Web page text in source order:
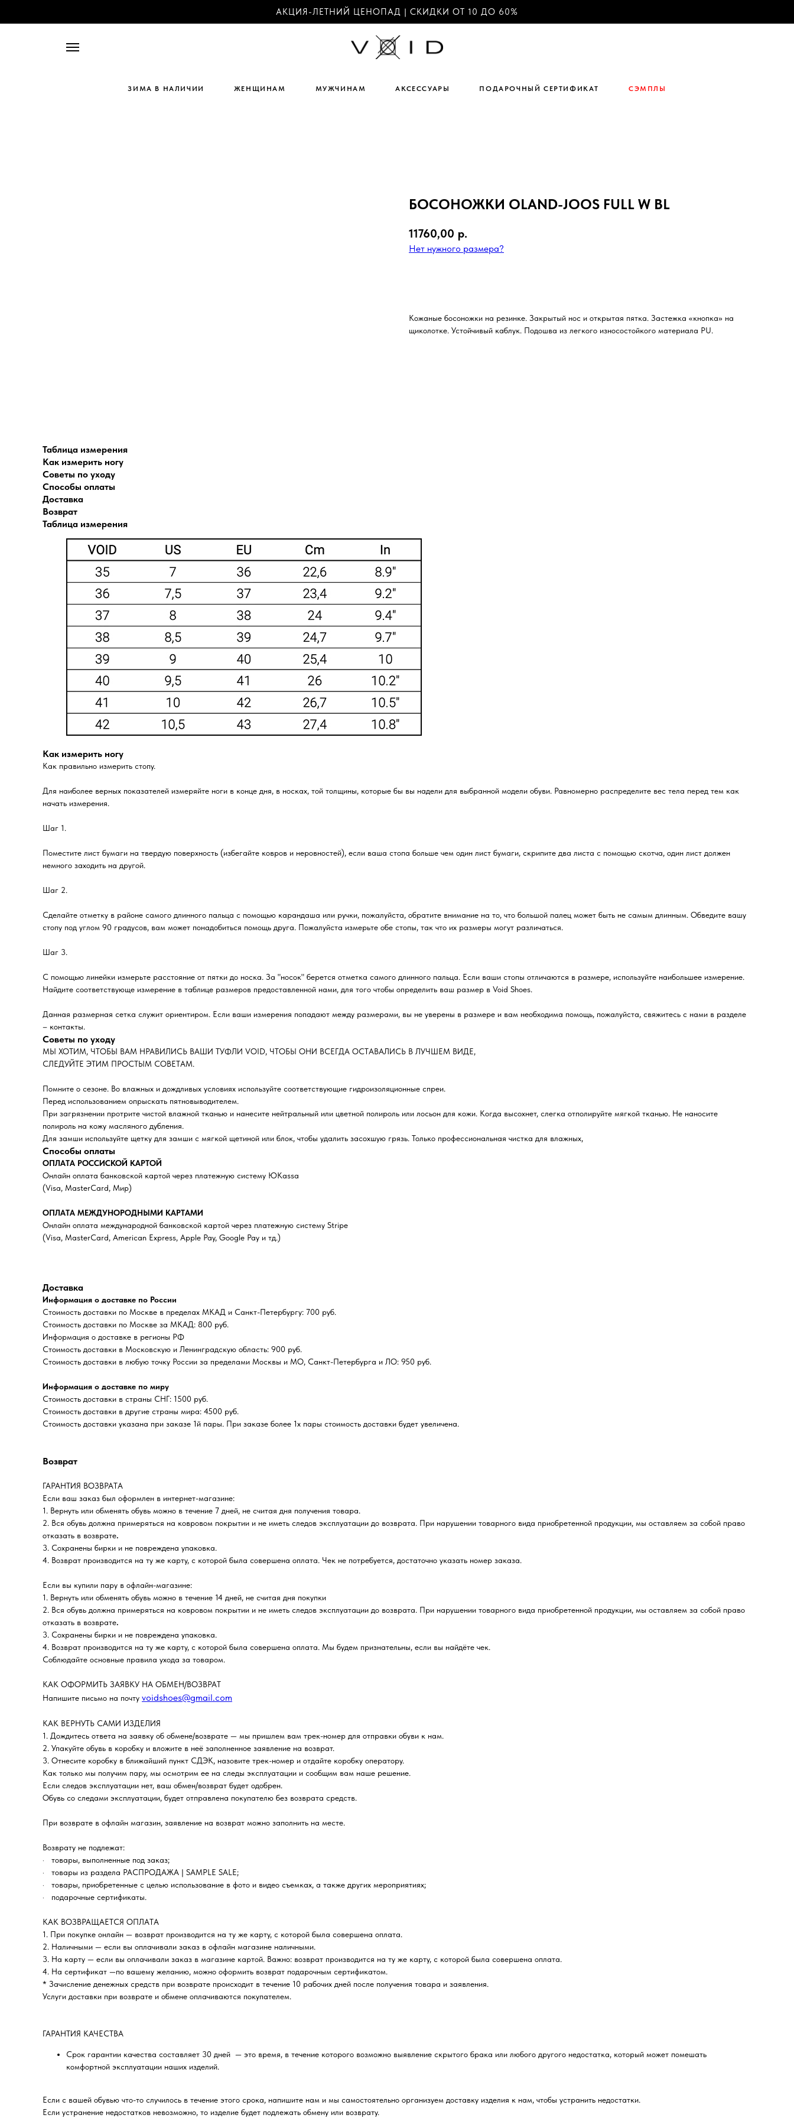
АКЦИЯ-ЛЕТНИЙ ЦЕНОПАД | СКИДКИ ОТ 10 ДО 60%
ЗИМА В НАЛИЧИИ ЖЕНЩИНАМ МУЖЧИНАМ АКСЕССУАРЫ ПОДАРОЧНЫЙ СЕРТИФИКАТ СЭМПЛЫ
БОСОНОЖКИ OLAND-JOOS FULL W BL
11760,00 р.
Нет нужного размера?
Кожаные босоножки на резинке. Закрытый нос и открытая пятка. Застежка «кнопка» на
щиколотке. Устойчивый каблук. Подошва из легкого износостойкого материала PU.
Таблица измерения
Как измерить ногу
Советы по уходу
Способы оплаты
Доставка
Возврат
Таблица измерения
Как измерить ногу
Как правильно измерить стопу.
Для наиболее верных показателей измеряйте ноги в конце дня, в носках, той толщины, которые бы вы надели для выбранной модели обуви. Равномерно распределите вес тела перед тем как
начать измерения.
Шаг 1.
Поместите лист бумаги на твердую поверхность (избегайте ковров и неровностей), если ваша стопа больше чем один лист бумаги, скрипите два листа с помощью скотча, один лист должен
немного заходить на другой.
Шаг 2.
Сделайте отметку в районе самого длинного пальца с помощью карандаша или ручки, пожалуйста, обратите внимание на то, что большой палец может быть не самым длинным. Обведите вашу
стопу под углом 90 градусов, вам может понадобиться помощь друга. Пожалуйста измерьте обе стопы, так что их размеры могут различаться.
Шаг 3.
С помощью линейки измерьте расстояние от пятки до носка. За "носок" берется отметка самого длинного пальца. Если ваши стопы отличаются в размере, используйте наибольшее измерение.
Найдите соответствующе измерение в таблице размеров предоставленной нами, для того чтобы определить ваш размер в Void Shoes.
Данная размерная сетка служит ориентиром. Если ваши измерения попадают между размерами, вы не уверены в размере и вам необходима помощь, пожалуйста, свяжитесь с нами в разделе
– контакты.
Советы по уходу
МЫ ХОТИМ, ЧТОБЫ ВАМ НРАВИЛИСЬ ВАШИ ТУФЛИ VOID, ЧТОБЫ ОНИ ВСЕГДА ОСТАВАЛИСЬ В ЛУЧШЕМ ВИДЕ,
СЛЕДУЙТЕ ЭТИМ ПРОСТЫМ СОВЕТАМ.
Помните о сезоне. Во влажных и дождливых условиях используйте соответствующие гидроизоляционные спреи.
Перед использованием опрыскать пятновыводителем.
При загрязнении протрите чистой влажной тканью и нанесите нейтральный или цветной полироль или лосьон для кожи. Когда высохнет, слегка отполируйте мягкой тканью. Не наносите
полироль на кожу масляного дубления.
Для замши используйте щетку для замши с мягкой щетиной или блок, чтобы удалить засохшую грязь. Только профессиональная чистка для влажных,
Способы оплаты
ОПЛАТА РОССИСКОЙ КАРТОЙ
Онлайн оплата банковской картой через платежную систему ЮKassa
(Visa, MasterCard, Мир)
ОПЛАТА МЕЖДУНОРОДНЫМИ КАРТАМИ
Онлайн оплата международной банковской картой через платежную систему Stripe
(Visa, MasterCard, American Express, Apple Pay, Google Pay и тд.)
Доставка
Информация о доставке по России
Стоимость доставки по Москве в пределах МКАД и Санкт-Петербургу: 700 руб.
Стоимость доставки по Москве за МКАД: 800 руб.
Информация о доставке в регионы РФ
Стоимость доставки в Московскую и Ленинградскую область: 900 руб.
Стоимость доставки в любую точку России за пределами Москвы и МО, Санкт-Петербурга и ЛО: 950 руб.
Информация о доставке по миру
Стоимость доставки в страны СНГ: 1500 руб.
Стоимость доставки в другие страны мира: 4500 руб.
Стоимость доставки указана при заказе 1й пары. При заказе более 1х пары стоимость доставки будет увеличена.
Возврат
ГАРАНТИЯ ВОЗВРАТА
Если ваш заказ был оформлен в интернет-магазине:
1. Вернуть или обменять обувь можно в течение 7 дней, не считая дня получения товара.
2. Вся обувь должна примеряться на ковровом покрытии и не иметь следов эксплуатации до возврата. При нарушении товарного вида приобретенной продукции, мы оставляем за собой право
отказать в возврате.
3. Сохранены бирки и не повреждена упаковка.
4. Возврат производится на ту же карту, с которой была совершена оплата. Чек не потребуется, достаточно указать номер заказа.
Если вы купили пару в офлайн-магазине:
1. Вернуть или обменять обувь можно в течение 14 дней, не считая дня покупки
2. Вся обувь должна примеряться на ковровом покрытии и не иметь следов эксплуатации до возврата. При нарушении товарного вида приобретенной продукции, мы оставляем за собой право
отказать в возврате.
3. Сохранены бирки и не повреждена упаковка.
4. Возврат производится на ту же карту, с которой была совершена оплата. Мы будем признательны, если вы найдёте чек.
Соблюдайте основные правила ухода за товаром.
КАК ОФОРМИТЬ ЗАЯВКУ НА ОБМЕН/ВОЗВРАТ
Напишите письмо на почту voidshoes@gmail.com
КАК ВЕРНУТЬ САМИ ИЗДЕЛИЯ
1. Дождитесь ответа на заявку об обмене/возврате — мы пришлем вам трек-номер для отправки обуви к нам.
2. Упакуйте обувь в коробку и вложите в неё заполненное заявление на возврат.
3. Отнесите коробку в ближайший пункт СДЭК, назовите трек-номер и отдайте коробку оператору.
Как только мы получим пару, мы осмотрим ее на следы эксплуатации и сообщим вам наше решение.
Если следов эксплуатации нет, ваш обмен/возврат будет одобрен.
Обувь со следами эксплуатации, будет отправлена покупателю без возврата средств.
При возврате в офлайн магазин, заявление на возврат можно заполнить на месте.
Возврату не подлежат:
· товары, выполненные под заказ;
· товары из раздела РАСПРОДАЖА | SAMPLE SALE;
· товары, приобретенные с целью использование в фото и видео съемках, а также других мероприятиях;
· подарочные сертификаты.
КАК ВОЗВРАЩАЕТСЯ ОПЛАТА
1. При покупке онлайн — возврат производится на ту же карту, с которой была совершена оплата.
2. Наличными — если вы оплачивали заказ в офлайн магазине наличными.
3. На карту — если вы оплачивали заказ в магазине картой. Важно: возврат производится на ту же карту, с которой была совершена оплата.
4. На сертификат —по вашему желанию, можно оформить возврат подарочным сертификатом.
* Зачисление денежных средств при возврате происходит в течение 10 рабочих дней после получения товара и заявления.
Услуги доставки при возврате и обмене оплачиваются покупателем.
ГАРАНТИЯ КАЧЕСТВА
Срок гарантии качества составляет 30 дней — это время, в течение которого возможно выявление скрытого брака или любого другого недостатка, который может помешать
комфортной эксплуатации наших изделий.
Если с вашей обувью что-то случилось в течение этого срока, напишите нам и мы самостоятельно организуем доставку изделия к нам, чтобы устранить недостатки.
Если устранение недостатков невозможно, то изделие будет подлежать обмену или возврату.